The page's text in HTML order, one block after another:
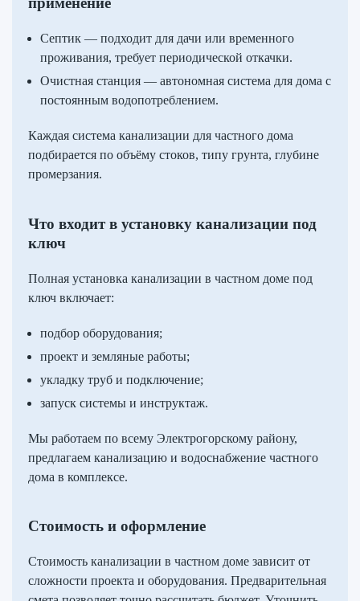
Септик — подходит для дачи или временного
проживания, требует периодической откачки.
Очистная станция — автономная система для дома с
постоянным водопотреблением.
Каждая система канализации для частного дома
подбирается по объёму стоков, типу грунта, глубине
промерзания.
Что входит в установку канализации под
ключ
Полная установка канализации в частном доме под
ключ включает:
подбор оборудования;
проект и земляные работы;
укладку труб и подключение;
запуск системы и инструктаж.
Мы работаем по всему Электрогорскому району,
предлагаем канализацию и водоснабжение частного
дома в комплексе.
Стоимость и оформление
Стоимость канализации в частном доме зависит от
сложности проекта и оборудования. Предварительная